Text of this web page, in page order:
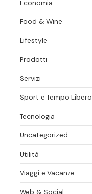
Economia
Food & Wine
Lifestyle
Prodotti
Servizi
Sport e Tempo Libero
Tecnologia
Uncategorized
Utilità
Viaggi e Vacanze
Web & Social